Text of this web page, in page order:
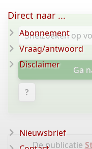
Ga
?
De publicatie
Direct naar ...
Abonnement
Vraag/antwoord
Disclaimer
Nieuwsbrief